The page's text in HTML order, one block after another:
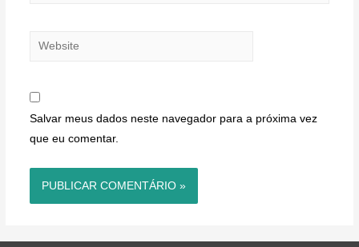
Website
Salvar meus dados neste navegador para a próxima vez
que eu comentar.